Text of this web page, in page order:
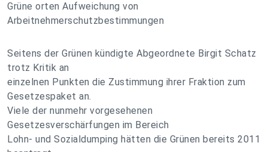
Grüne orten Aufweichung von
Arbeitnehmerschutzbestimmungen
Seitens der Grünen kündigte Abgeordnete Birgit Schatz
trotz Kritik an
einzelnen Punkten die Zustimmung ihrer Fraktion zum
Gesetzespaket an.
Viele der nunmehr vorgesehenen
Gesetzesverschärfungen im Bereich
Lohn- und Sozialdumping hätten die Grünen bereits 2011